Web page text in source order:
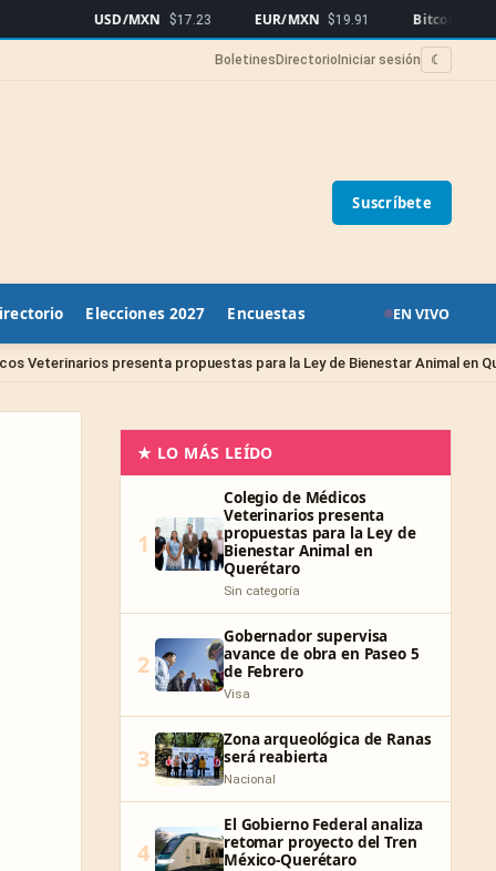
USD/MXN $17.23 EUR/MXN $19.91 Bitcoin $64,757
Boletines Directorio Iniciar sesión ☾
Suscríbete
Elecciones 2027 Encuestas EN VIVO
propuestas para la Ley de Bienestar Animal en Querétaro
★ LO MÁS LEÍDO
1
Colegio de Médicos
Veterinarios presenta
propuestas para la Ley de
Bienestar Animal en
Querétaro
Sin categoría
2
Gobernador supervisa
avance de obra en Paseo 5
de Febrero
Visa
3
Zona arqueológica de Ranas
será reabierta
Nacional
4
El Gobierno Federal analiza
retomar proyecto del Tren
México-Querétaro